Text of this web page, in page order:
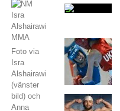
Foto via
Isra
Alshairawi
(vänster
bild) och
Anna